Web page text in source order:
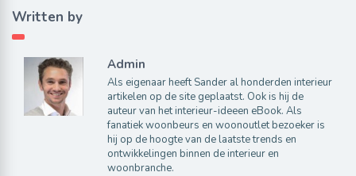
Written by
Admin
Als eigenaar heeft Sander al honderden interieur
artikelen op de site geplaatst. Ook is hij de
auteur van het interieur-ideeen eBook. Als
fanatiek woonbeurs en woonoutlet bezoeker is
hij op de hoogte van de laatste trends en
ontwikkelingen binnen de interieur en
woonbranche.